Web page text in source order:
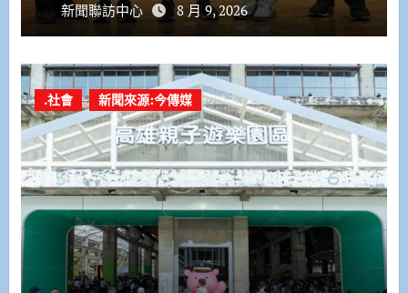
新聞聯訪中心 8 月 9, 2026
.社會 新聞來源:今傳媒